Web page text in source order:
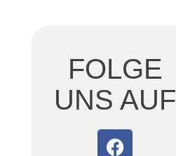
FOLGE
UNS AUF